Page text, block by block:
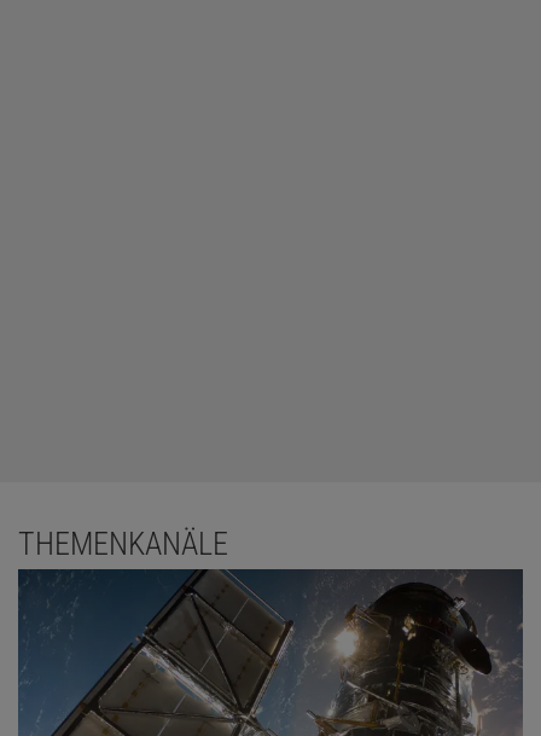
THEMENKANÄLE